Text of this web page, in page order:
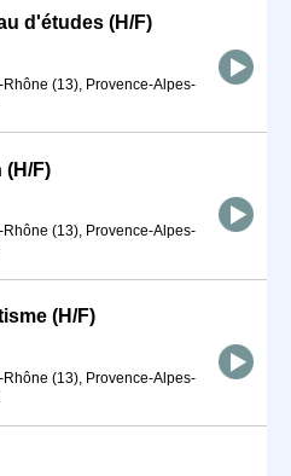
d'études (H/F)
(13), Provence-Alpes-
(H/F)
(13), Provence-Alpes-
(H/F)
(13), Provence-Alpes-